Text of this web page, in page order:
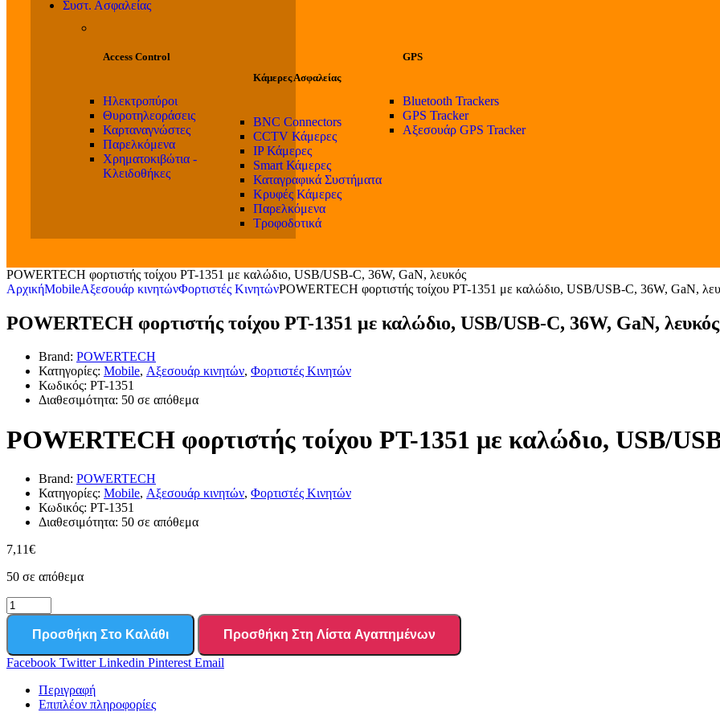
Συστ. Ασφαλείας
Access Control
Ηλεκτροπύροι
Θυροτηλεοράσεις
Καρταναγνώστες
Παρελκόμενα
Χρηματοκιβώτια -
Κλειδοθήκες
Κάμερες Ασφαλείας
BNC Connectors
CCTV Κάμερες
IP Κάμερες
Smart Κάμερες
Καταγραφικά Συστήματα
Κρυφές Κάμερες
Παρελκόμενα
Τροφοδοτικά
GPS
Bluetooth Trackers
GPS Tracker
Αξεσουάρ GPS Tracker
POWERTECH φορτιστής τοίχου PT-1351 με καλώδιο, USB/USB-C, 36W, GaN, λευκός
ΑρχικήMobileΑξεσουάρ κινητώνΦορτιστές ΚινητώνPOWERTECH φορτιστής τοίχου PT-1351 με καλώδιο, USB/USB-C, 36W, GaN,
POWERTECH φορτιστής τοίχου PT-1351 με καλώδιο, USB/USB-C, 36W, GaN, λευκός
Brand: POWERTECH
Κατηγορίες: Mobile, Αξεσουάρ κινητών, Φορτιστές Κινητών
Κωδικός: PT-1351
Διαθεσιμότητα: 50 σε απόθεμα
POWERTECH φορτιστής τοίχου PT-1351 με καλώδιο, USB/
Brand: POWERTECH
Κατηγορίες: Mobile, Αξεσουάρ κινητών, Φορτιστές Κινητών
Κωδικός: PT-1351
Διαθεσιμότητα: 50 σε απόθεμα
7,11€
50 σε απόθεμα
Προσθήκη Στο Καλάθι Προσθήκη Στη Λίστα Αγαπημένων
Facebook Twitter Linkedin Pinterest Email
Περιγραφή
Επιπλέον πληροφορίες